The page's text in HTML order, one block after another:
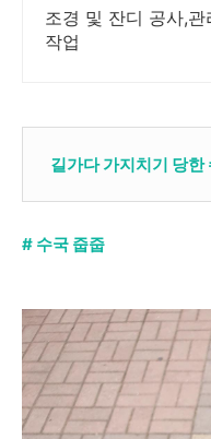
조경 및 잔디 공사,관리 가지
작업
길가다 가지치기 당
# 수국 줍줍